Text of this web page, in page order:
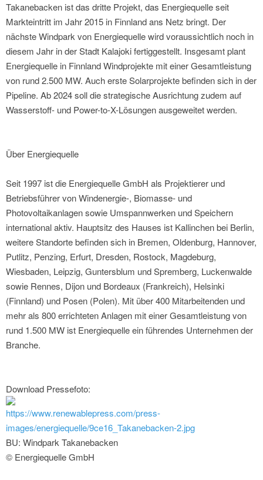
Takanebacken ist das dritte Projekt, das Energiequelle seit
Markteintritt im Jahr 2015 in Finnland ans Netz bringt. Der
nächste Windpark von Energiequelle wird voraussichtlich noch in
diesem Jahr in der Stadt Kalajoki fertiggestellt. Insgesamt plant
Energiequelle in Finnland Windprojekte mit einer Gesamtleistung
von rund 2.500 MW. Auch erste Solarprojekte befinden sich in der
Pipeline. Ab 2024 soll die strategische Ausrichtung zudem auf
Wasserstoff- und Power-to-X-Lösungen ausgeweitet werden.
Über Energiequelle
Seit 1997 ist die Energiequelle GmbH als Projektierer und
Betriebsführer von Windenergie-, Biomasse- und
Photovoltaikanlagen sowie Umspannwerken und Speichern
international aktiv. Hauptsitz des Hauses ist Kallinchen bei Berlin,
weitere Standorte befinden sich in Bremen, Oldenburg, Hannover,
Putlitz, Penzing, Erfurt, Dresden, Rostock, Magdeburg,
Wiesbaden, Leipzig, Guntersblum und Spremberg, Luckenwalde
sowie Rennes, Dijon und Bordeaux (Frankreich), Helsinki
(Finnland) und Posen (Polen). Mit über 400 Mitarbeitenden und
mehr als 800 errichteten Anlagen mit einer Gesamtleistung von
rund 1.500 MW ist Energiequelle ein führendes Unternehmen der
Branche.
Download Pressefoto:
https://www.renewablepress.com/press-
images/energiequelle/9ce16_Takanebacken-2.jpg
BU: Windpark Takanebacken
© Energiequelle GmbH